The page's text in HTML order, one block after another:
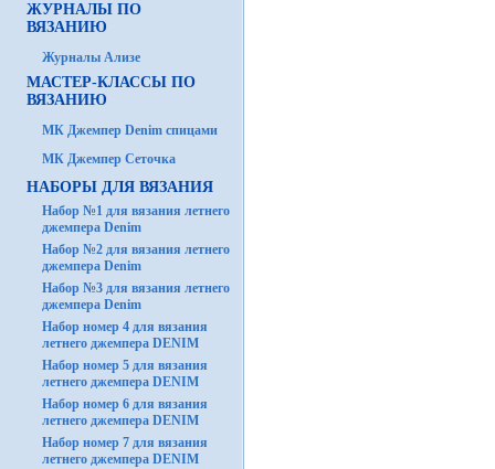
ЖУРНАЛЫ ПО
ВЯЗАНИЮ
Журналы Ализе
МАСТЕР-КЛАССЫ ПО
ВЯЗАНИЮ
МК Джемпер Denim спицами
МК Джемпер Сеточка
НАБОРЫ ДЛЯ ВЯЗАНИЯ
Набор №1 для вязания летнего
джемпера Denim
Набор №2 для вязания летнего
джемпера Denim
Набор №3 для вязания летнего
джемпера Denim
Набор номер 4 для вязания
летнего джемпера DENIM
Набор номер 5 для вязания
летнего джемпера DENIM
Набор номер 6 для вязания
летнего джемпера DENIM
Набор номер 7 для вязания
летнего джемпера DENIM